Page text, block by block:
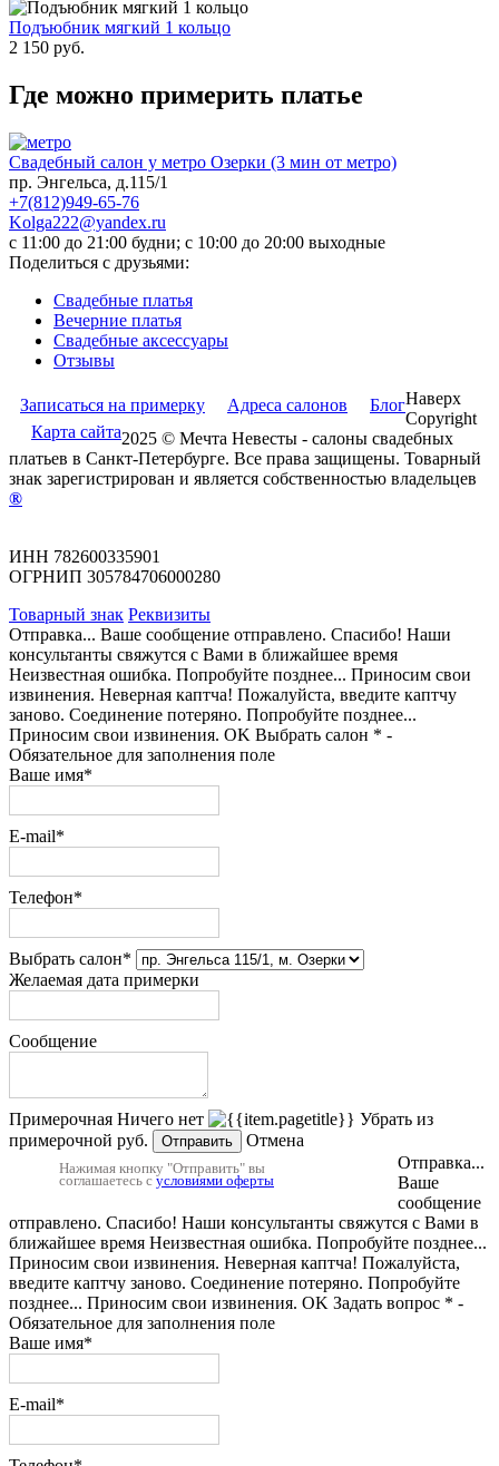
Подъюбник мягкий 1 кольцо
2 150 руб.
Где можно примерить платье
Свадебный салон у метро Озерки (3 мин от метро)
пр. Энгельса, д.115/1
+7(812)949-65-76
Kolga222@yandex.ru
c 11:00 до 21:00 будни; c 10:00 до 20:00 выходные
Поделиться с друзьями:
Свадебные платья
Вечерние платья
Cвадебные аксессуары
Отзывы
Записаться на примерку Адреса салонов
Блог
Карта сайта
Наверх
Copyright
2025 © Мечта Невесты - салоны свадебных
платьев в Санкт-Петербурге. Все права защищены. Товарный
знак зарегистрирован и является собственностью владельцев
®
ИНН 782600335901
ОГРНИП 305784706000280
Товарный знак Реквизиты
Отправка... Ваше сообщение отправлено. Спасибо! Наши
консультанты свяжутся с Вами в ближайшее время
Неизвестная ошибка. Попробуйте позднее... Приносим свои
извинения. Неверная каптча! Пожалуйста, введите каптчу
заново. Соединение потеряно. Попробуйте позднее...
Приносим свои извинения. OK Выбрать салон * -
Обязательное для заполнения поле
Ваше имя*
E-mail*
Телефон*
Выбрать салон*
Желаемая дата примерки
Сообщение
Примерочная Ничего нет
Убрать из
примерочной руб.
Нажимая кнопку "Отправить" вы
соглашаетесь с условиями оферты
Отправить
Отмена
Отправка...
Ваше
сообщение
отправлено. Спасибо! Наши консультанты свяжутся с Вами в
ближайшее время Неизвестная ошибка. Попробуйте позднее...
Приносим свои извинения. Неверная каптча! Пожалуйста,
введите каптчу заново. Соединение потеряно. Попробуйте
позднее... Приносим свои извинения. OK Задать вопрос * -
Обязательное для заполнения поле
Ваше имя*
E-mail*